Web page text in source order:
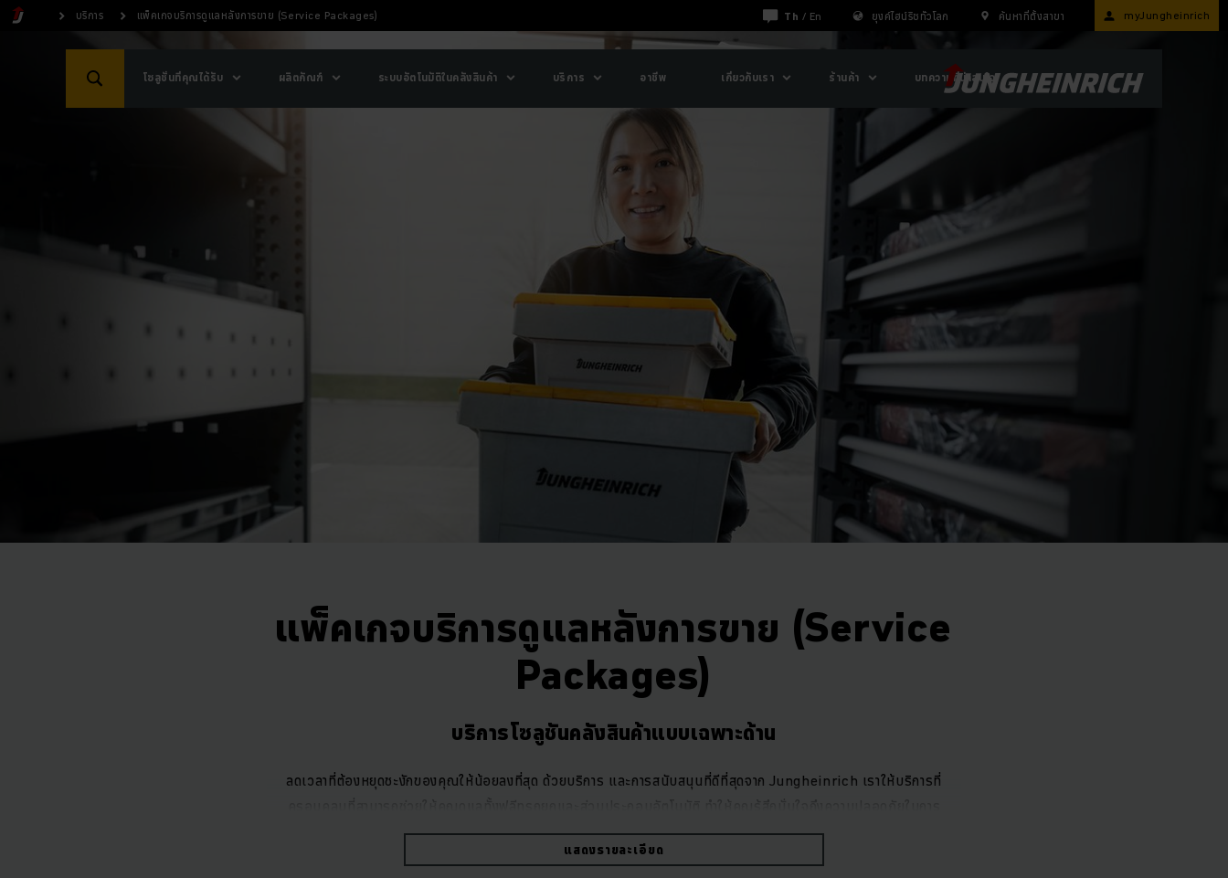
บริการ แพ็คเกจบริการดูแลหลังการขาย (Service Packages) Th / En ยุงค์ไฮน์ริชทั่วโลก ค้นหาที่ตั้งสาขา myJungheinrich
โซลูชั่นที่คุณได้รับ ผลิตภัณฑ์ ระบบอัตโนมัติในคลังสินค้า บริการ อาชีพ เกี่ยวกับเรา ร้านค้า บทความที่น่าสนใจ
แพ็คเกจบริการดูแลหลังการขาย (Service
Packages)
บริการโซลูชันคลังสินค้าแบบเฉพาะด้าน
ลดเวลาที่ต้องหยุดชะงักของคุณให้น้อยลงที่สุด ด้วยบริการ และการสนับสนุนที่ดีที่สุดจาก Jungheinrich เราให้บริการที่
วางแผนงานยิ่งขึ้น เราสามารถปรับแต่งบริการให้ได้ตามแบบที่คุณต้องการ และเหมาะสม ช่วยให้กระบวนการทำงานของคุณมี
ประสิทธิภาพที่ดียิ่งขึ้นอย่างต่อเนื่อง ทั้งในด้านการบำรุงรักษาฟลีทรถยก ระบบอัตโนมัติ และอุปกรณ์ขนย้ายวัสดุ ทำให้งานทุก
แสดงรายละเอียด